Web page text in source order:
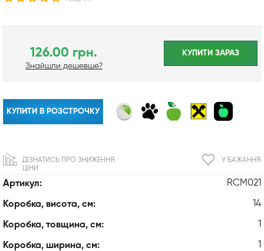
Артикул: RCM021
Коробка, висота, см: 14
Коробка, товщина, см: 1
Коробка, ширина, см: 1
126.00 грн.
Знайшли дешевше?
КУПИТИ ЗАРАЗ
КУПИТИ В РОЗСТРОЧКУ
У БАЖАННЯ
ДІЗНАТИСЬ ПРО ЗНИЖЕННЯ
ЦІНИ